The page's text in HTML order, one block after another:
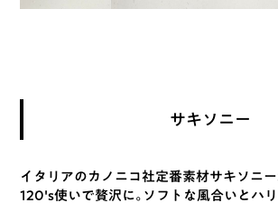
サキソニー
イタリアのカノニコ社定番素材サキソニー
120's使いで贅沢に。ソフトな風合いとハ